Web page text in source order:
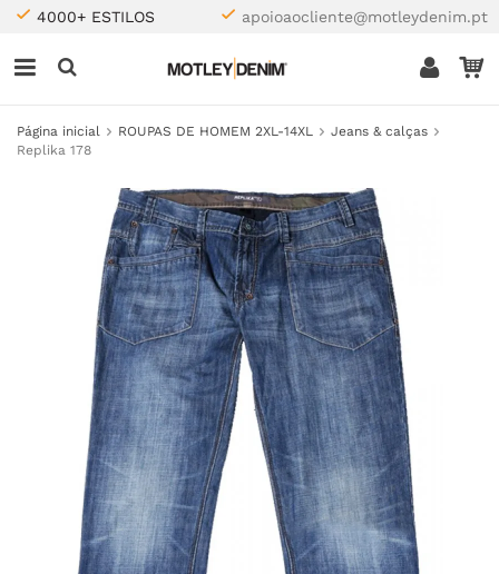
4000+ ESTILOS apoioaocliente@motleydenim.pt
Página inicial ROUPAS DE HOMEM 2XL-14XL
Jeans & calças
Replika 178